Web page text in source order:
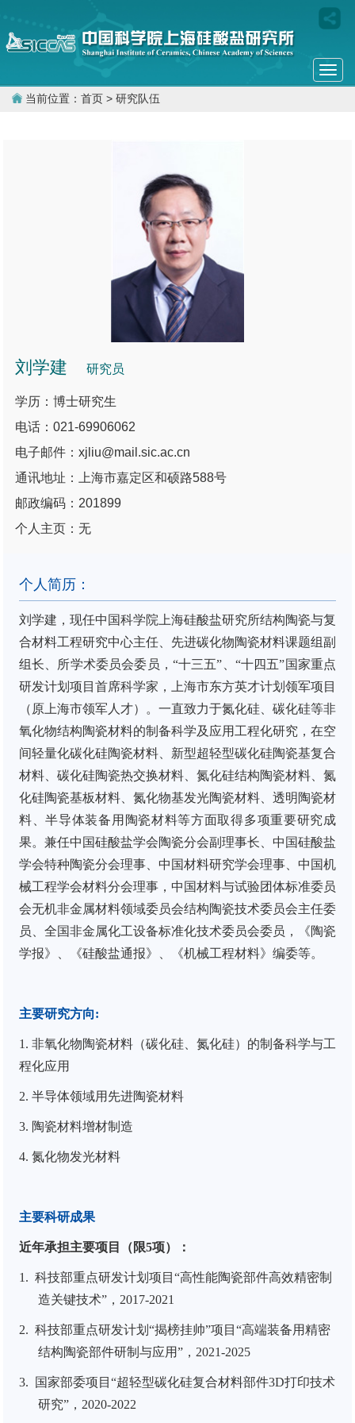
当前位置： 首页 > 研究队伍
刘学建 研究员
学历：博士研究生
电话：021-69906062
电子邮件：xjliu@mail.sic.ac.cn
通讯地址：上海市嘉定区和硕路588号
邮政编码：201899
个人主页：无
个人简历：
刘学建 ，现任中国科学院上海硅酸盐研究所结构陶瓷与复
合材料工程研究中心主任、先进碳化物陶瓷材料课题组副
组长、所学术委员会委员，“十三五”、“十四五”国家重点
研发计划项目首席科学家，上海市东方英才计划领军项目
（原上海市领军人才）。一直致力于氮化硅、碳化硅等非
氧化物结构陶瓷材料的制备科学及应用工程化研究，在空
间轻量化碳化硅陶瓷材料、新型超轻型碳化硅陶瓷基复合
材料、碳化硅陶瓷热交换材料、氮化硅结构陶瓷材料、氮
化硅陶瓷基板材料、氮化物基发光陶瓷材料、透明陶瓷材
料、半导体装备用陶瓷材料等方面取得多项重要研究成
果。兼任中国硅酸盐学会陶瓷分会副理事长、中国硅酸盐
学会特种陶瓷分会理事、中国材料研究学会理事、中国机
械工程学会材料分会理事，中国材料与试验团体标准委员
会无机非金属材料领域委员会结构陶瓷技术委员会主任委
员、全国非金属化工设备标准化技术委员会委员，《陶瓷
学报》、《硅酸盐通报》、《机械工程材料》编委等。
主要研究方向:
1. 非氧化物陶瓷材料（碳化硅、氮化硅）的制备科学与工
程化应用
2. 半导体领域用先进陶瓷材料
3. 陶瓷材料增材制造
4. 氮化物发光材料
主要科研成果
近年承担主要项目（限5项）：
1. 科技部重点研发计划项目 “高性能陶瓷部件高效精密制
造关键技术” ， 2017-2021
2. 科技部重点研发计划“揭榜挂帅”项目 “高端装备用精密
结构陶瓷部件研制与应用” ， 2021-2025
3. 国家部委项目“超轻型碳化硅复合材料部件3D打印技术
研究”， 2020-2022